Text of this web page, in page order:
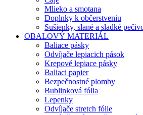
Mlieko a smotana
Doplnky k občerstveniu
Sušienky, slané a sladké
OBALOVÝ MATERIÁL
Baliace pásky
Odvíjače lepiacich pások
Krepové lepiace pásky
Baliaci papier
Bezpečnostné plomby
Bublinková fólia
Lepenky
Odvíjače stretch fólie